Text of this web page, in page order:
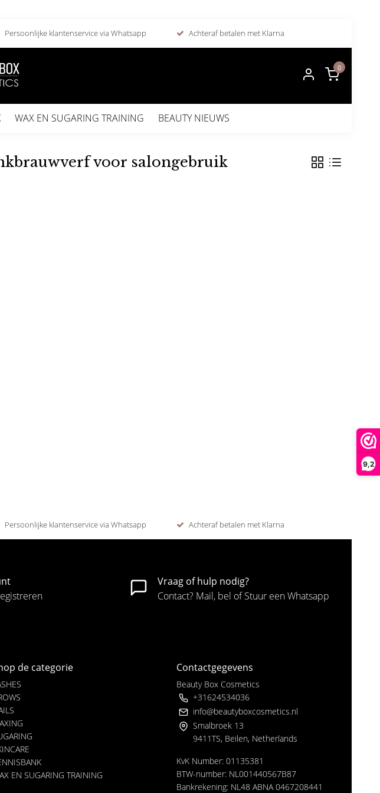
9,2
Persoonlijke klantenservice via Whatsapp Achteraf betalen met Klarna
0
WAX EN SUGARING TRAINING BEAUTY NIEUWS
voor salongebruik
Persoonlijke klantenservice via Whatsapp Achteraf betalen met Klarna
Vraag of hulp nodig?
Contact? Mail, bel of Stuur een Whatsapp
de categorie
EN SUGARING TRAINING
Contactgegevens
Beauty Box Cosmetics
+31624534036
info@beautyboxcosmetics.nl
Smalbroek 13
9411TS, Beilen, Netherlands
KvK Number: 01135381
BTW-number: NL001440567B87
Bankrekening: NL48 ABNA 0467208441